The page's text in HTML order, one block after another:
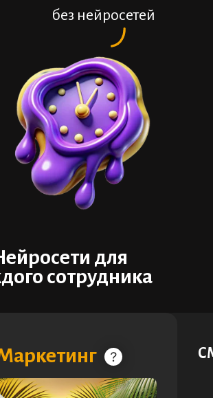
без нейросетей
для
сотрудника